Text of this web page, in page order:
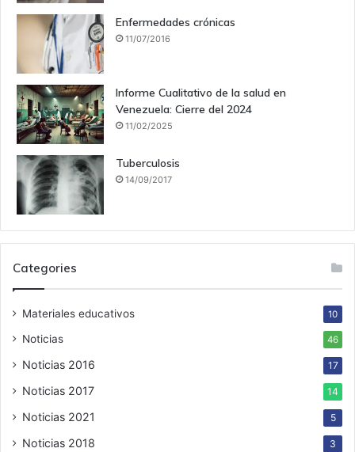
Enfermedades crónicas
11/07/2016
Informe Cualitativo de la salud en
Venezuela: Cierre del 2024
11/02/2025
Tuberculosis
14/09/2017
Categories
Materiales educativos 10
Noticias 46
Noticias 2016 17
Noticias 2017 14
Noticias 2021 5
Noticias 2018 3